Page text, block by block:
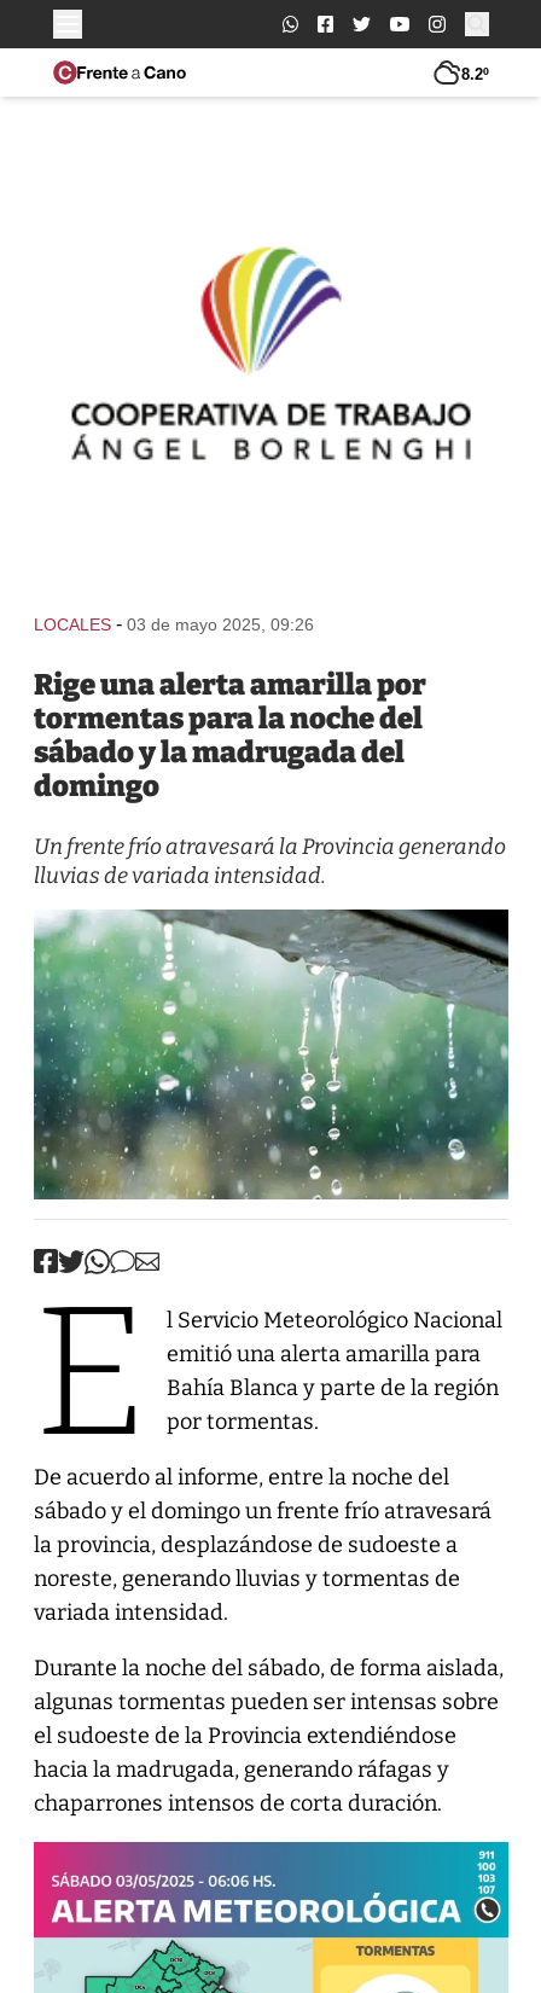
Buscar:
8.2º
LOCALES - 03 de mayo 2025, 09:26
Rige una alerta amarilla por
tormentas para la noche del
sábado y la madrugada del
domingo
Un frente frío atravesará la Provincia generando
lluvias de variada intensidad.
E
l Servicio Meteorológico Nacional
emitió una alerta amarilla para
Bahía Blanca y parte de la región
por tormentas.
De acuerdo al informe, entre la noche del
sábado y el domingo un frente frío atravesará
la provincia, desplazándose de sudoeste a
noreste, generando lluvias y tormentas de
variada intensidad.
Durante la noche del sábado, de forma aislada,
algunas tormentas pueden ser intensas sobre
el sudoeste de la Provincia extendiéndose
hacia la madrugada, generando ráfagas y
chaparrones intensos de corta duración.